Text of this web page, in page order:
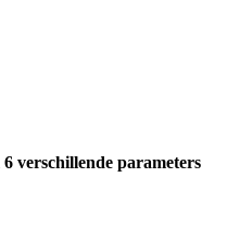
6 verschillende parameters